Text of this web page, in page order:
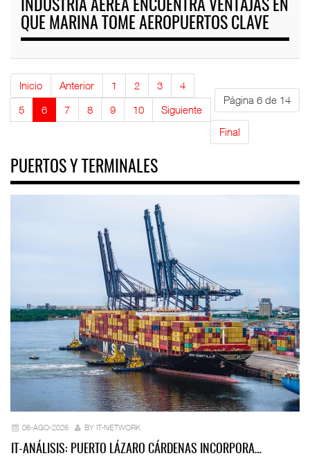
INDUSTRIA AÉREA ENCUENTRA VENTAJAS EN
QUE MARINA TOME AEROPUERTOS CLAVE
Página 6 de 14
Inicio Anterior 1 2 3
4
5
6 7 8 9 10
Siguiente
Final
PUERTOS Y TERMINALES
06-AGO-2026 BY IT-NETWORK
IT-ANÁLISIS: PUERTO LÁZARO CÁRDENAS INCORPORA…